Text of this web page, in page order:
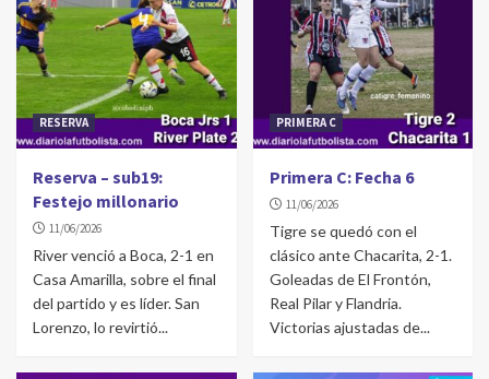
RESERVA
Reserva – sub19:
Festejo millonario
11/06/2026
River venció a Boca, 2-1 en
Casa Amarilla, sobre el final
del partido y es líder. San
Lorenzo, lo revirtió...
PRIMERA C
Primera C: Fecha 6
11/06/2026
Tigre se quedó con el
clásico ante Chacarita, 2-1.
Goleadas de El Frontón,
Real Pilar y Flandria.
Victorias ajustadas de...